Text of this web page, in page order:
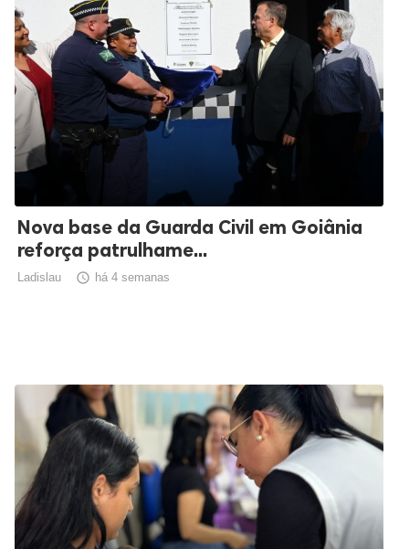
Nova base da Guarda Civil em Goiânia
reforça patrulhame...
Ladislau  há 4 semanas